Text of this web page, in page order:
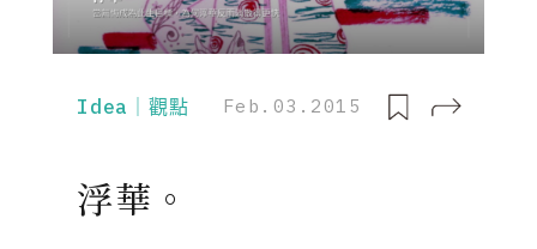
Idea｜觀點 Feb.03.2015
浮華。